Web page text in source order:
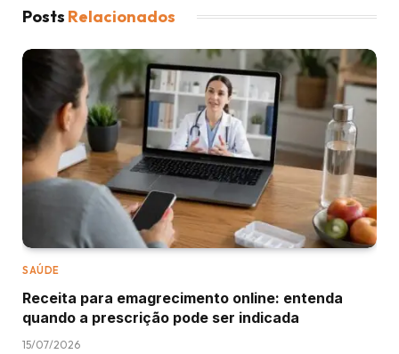
Posts Relacionados
SAÚDE
Receita para emagrecimento online: entenda
quando a prescrição pode ser indicada
15/07/2026